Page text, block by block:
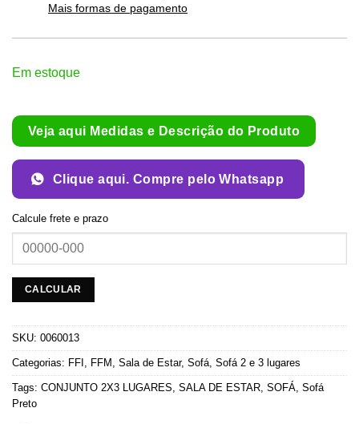
Mais formas de pagamento
Em estoque
Veja aqui Medidas e Descrição do Produto
Clique aqui. Compre pelo Whatsapp
Calcule frete e prazo
SKU: 0060013
Categorias: FFI FFM Sala de Estar, Sofá Sofá 2 e 3 lugares
Tags: CONJUNTO 2X3 LUGARES SALA DE ESTAR SOFÁ Sofá
Preto